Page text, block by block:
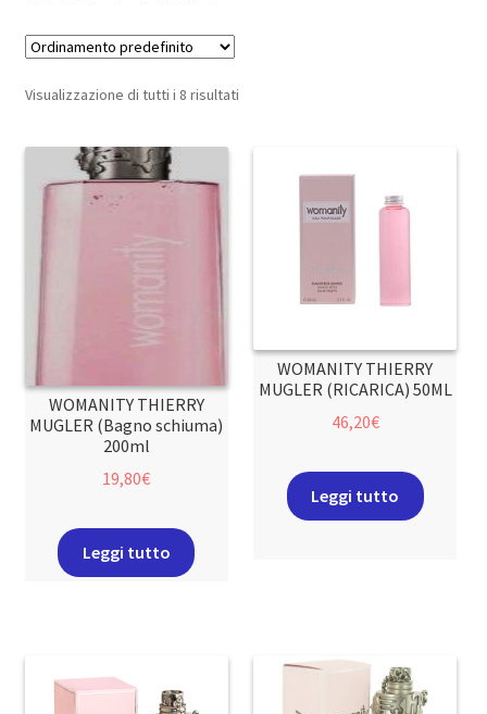
Visualizzazione di tutti i 8 risultati
WOMANITY THIERRY
MUGLER (Bagno schiuma)
200ml
19,80€
Leggi tutto
WOMANITY THIERRY
MUGLER (RICARICA) 50ML
46,20€
Leggi tutto